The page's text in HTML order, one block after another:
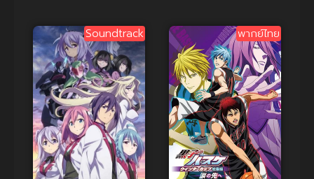
2023
Soundtrack พากย์ไทย